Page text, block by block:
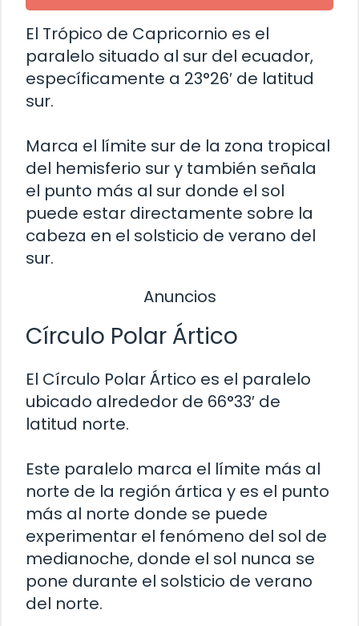
El Trópico de Capricornio es el
paralelo situado al sur del ecuador,
específicamente a 23°26′ de latitud
sur.
Marca el límite sur de la zona tropical
del hemisferio sur y también señala
el punto más al sur donde el sol
puede estar directamente sobre la
cabeza en el solsticio de verano del
sur.
Anuncios
Círculo Polar Ártico
El Círculo Polar Ártico es el paralelo
ubicado alrededor de 66°33′ de
latitud norte.
Este paralelo marca el límite más al
norte de la región ártica y es el punto
más al norte donde se puede
experimentar el fenómeno del sol de
medianoche, donde el sol nunca se
pone durante el solsticio de verano
del norte.